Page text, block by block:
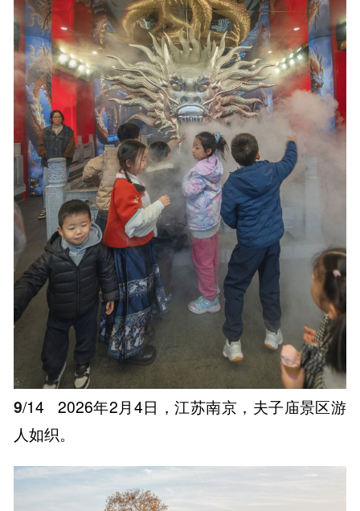
9/14
2026年2月4日，江苏南京，夫子庙景区游
人如织。